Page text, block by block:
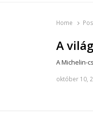
Home
A
A Michelin-
október 10,